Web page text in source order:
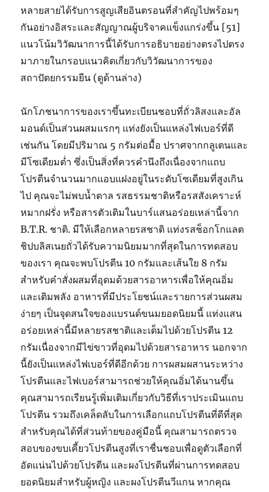
หลายสายได้รับการสูญเสียอินตรอนที่สำคัญไปพร้อมๆ
กันอย่างอิสระและสัญญาณผู้บริจาคแข็งแกร่งขึ้น [51]
แนวโน้มวิวัฒนาการนี้ได้รับการอธิบายอย่างตรงไปตรง
มาภายในกรอบแนวคิดเกี่ยวกับวิวัฒนาการของ
สถาปัตยกรรมยีน (ดูด้านล่าง)
นักโภชนาการของเราขึ้นทะเบียนชอบที่ถั่วลิสงและอัล
มอนด์เป็นส่วนผสมแรกๆ แท่งยังเป็นแหล่งไฟเบอร์ที่ดี
เช่นกัน โดยมีปริมาณ 5 กรัมต่อมื้อ ปราศจากกลูเตนและ
มีโซเดียมต่ำ ซึ่งเป็นสิ่งที่ควรคำนึงถึงเนื่องจากแถบ
โปรตีนจำนวนมากแอบแฝงอยู่ในระดับโซเดียมที่สูงเกิน
ไป คุณจะไม่พบน้ำตาล รสธรรมชาติหรือรสสังเคราะห์
หมากฝรั่ง หรือสารตัวเติมในบาร์แสนอร่อยเหล่านี้จาก
B.T.R. ชาติ. มีให้เลือกหลายรสชาติ แท่งรสช็อกโกแลต
ชิปบลิสเนยถั่วได้รับความนิยมมากที่สุดในการทดสอบ
ของเรา คุณจะพบโปรตีน 10 กรัมและเส้นใย 8 กรัม
สำหรับคำสั่งผสมที่อุดมด้วยสารอาหารเพื่อให้คุณอิ่ม
และเติมพลัง อาหารที่มีประโยชน์และรายการส่วนผสม
ง่ายๆ เป็นจุดสนใจของแบรนด์ขนมยอดนิยมนี้ แท่งแสน
อร่อยเหล่านี้มีหลายรสชาติและเต็มไปด้วยโปรตีน 12
กรัมเนื่องจากมีไข่ขาวที่อุดมไปด้วยสารอาหาร นอกจาก
นี้ยังเป็นแหล่งไฟเบอร์ที่ดีอีกด้วย การผสมผสานระหว่าง
โปรตีนและไฟเบอร์สามารถช่วยให้คุณอิ่มได้นานขึ้น
คุณสามารถเรียนรู้เพิ่มเติมเกี่ยวกับวิธีที่เราประเมินแถบ
โปรตีน รวมถึงเคล็ดลับในการเลือกแถบโปรตีนที่ดีที่สุด
สำหรับคุณได้ที่ส่วนท้ายของคู่มือนี้ คุณสามารถตรวจ
สอบของขบเคี้ยวโปรตีนสูงที่เราชื่นชอบเพื่อดูตัวเลือกที่
อัดแน่นไปด้วยโปรตีน และผงโปรตีนที่ผ่านการทดสอบ
ยอดนิยมสำหรับผู้หญิง และผงโปรตีนวีแกน หากคุณ